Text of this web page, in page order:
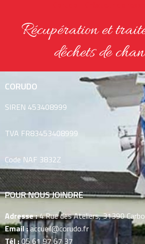
Récupération et
déchets de
CORUDO
SIREN 453408999
TVA FR83453408999
Code NAF 3832Z
POUR NOUS JOINDRE
Adresse :4 Rue des Ateliers, 31390
Email :accueil@corudo.fr
Tél :05 61 97 67 37